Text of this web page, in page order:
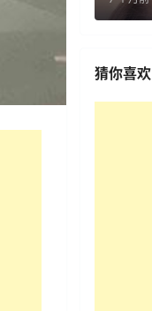
猜你喜欢